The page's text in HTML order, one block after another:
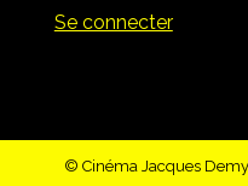
Se connecter
© Cinéma Jacques